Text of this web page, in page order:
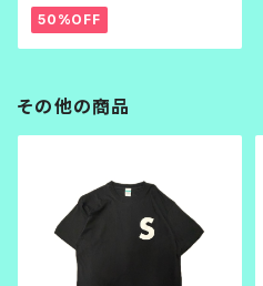
50%OFF
その他の商品